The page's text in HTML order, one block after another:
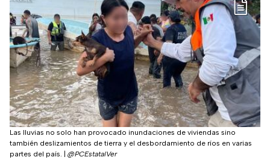
Las lluvias no solo han provocado inundaciones de viviendas sino
también deslizamientos de tierra y el desbordamiento de ríos en varias
partes del país.
@PCEstatalVer